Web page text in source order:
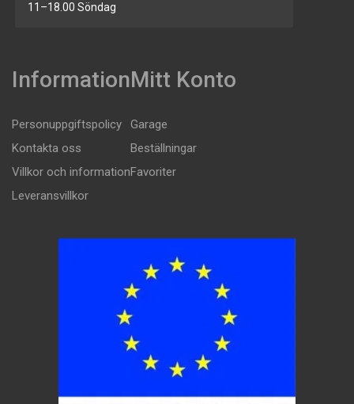
11–18.00 Söndag
Information
Personuppgiftspolicy
Kontakta oss
Villkor och information
Leveransvillkor
Mitt Konto
Garage
Beställningar
Favoriter